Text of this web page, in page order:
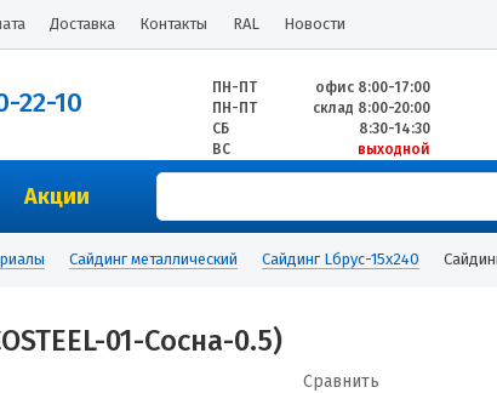
Доставка Контакты RAL Новости
22-10 ПН-ПТ
офис 8:00-17:00
ПН-ПТ
склад 8:00-20:00
СБ
8:30-14:30
ВС
выходной
Акции
Сайдинг металлический Сайдинг Lбрус-15х240
01-Сосна-0.5)
Сравнить